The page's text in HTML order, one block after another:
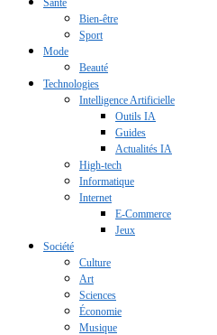
Santé
Bien-être
Sport
Mode
Beauté
Technologies
Intelligence Artificielle
Outils IA
Guides
Actualités IA
High-tech
Informatique
Internet
E-Commerce
Jeux
Société
Culture
Art
Sciences
Économie
Musique